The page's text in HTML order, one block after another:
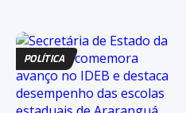
POLÍTICA